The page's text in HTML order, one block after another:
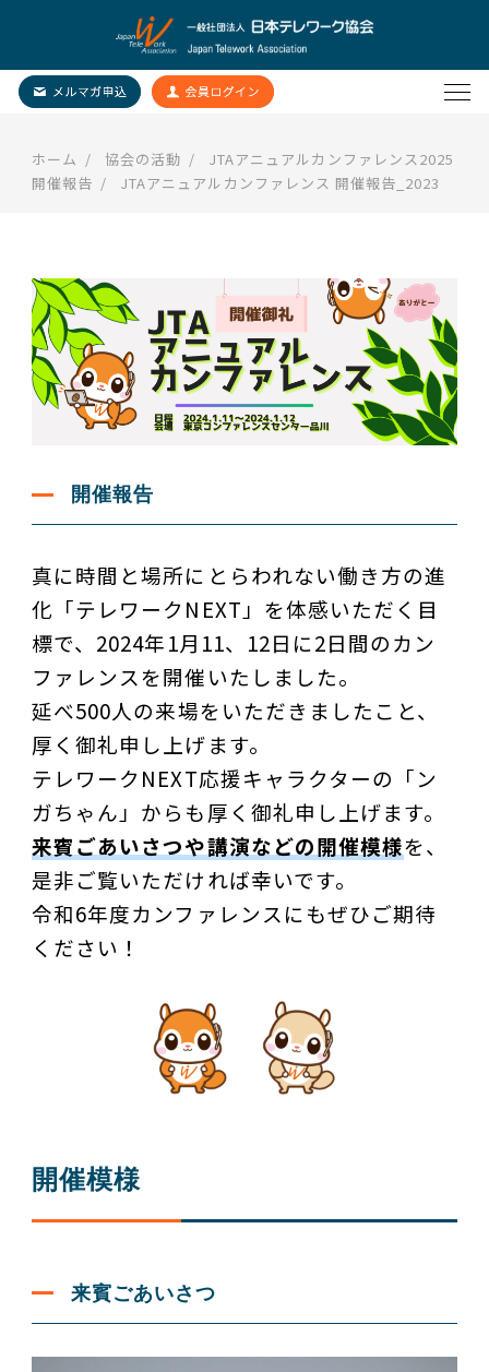
ホーム 協会の活動
JTAアニュアルカンファレンス2025
開催報告
JTAアニュアルカンファレンス 開催報告_2023
開催報告
真に時間と場所にとらわれない働き方の進
化「テレワークNEXT」を体感いただく目
標で、2024年1月11、12日に2日間のカン
ファレンスを開催いたしました。
延べ500人の来場をいただきましたこと、
厚く御礼申し上げます。
テレワークNEXT応援キャラクターの「ン
ガちゃん」からも厚く御礼申し上げます。
来賓ごあいさつや講演などの開催模様を、
是非ご覧いただければ幸いです。
令和6年度カンファレンスにもぜひご期待
ください！
開催模様
来賓ごあいさつ